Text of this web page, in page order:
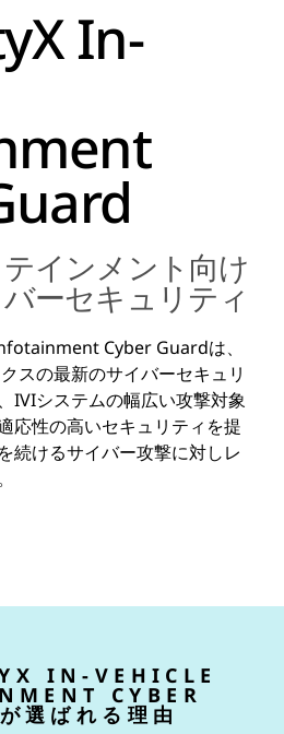
In-
インメント向け
ーセキュリティ
Cyber Guardは、
スの最新のサイバーセキュリ
IVIシステムの幅広い攻撃対象
応性の高いセキュリティを提
続けるサイバー攻撃に対しレ
IN-VEHICLE
CYBER
選ばれる理由